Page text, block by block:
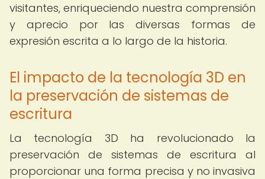
visitantes, enriqueciendo nuestra comprensión
y aprecio por las diversas formas de
expresión escrita a lo largo de la historia.
El impacto de la tecnología 3D en
la preservación de sistemas de
escritura
La tecnología 3D ha revolucionado la
preservación de sistemas de escritura al
proporcionar una forma precisa y no invasiva